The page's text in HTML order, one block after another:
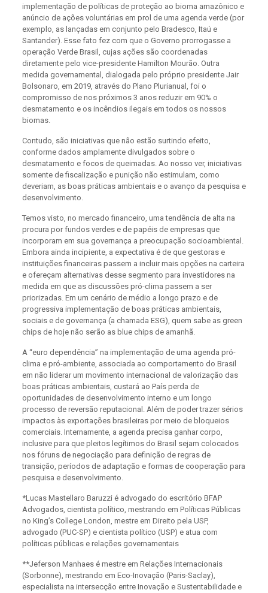
implementação de políticas de proteção ao bioma amazônico e
anúncio de ações voluntárias em prol de uma agenda verde (por
exemplo, as lançadas em conjunto pelo Bradesco, Itaú e
Santander). Esse fato fez com que o Governo prorrogasse a
operação Verde Brasil, cujas ações são coordenadas
diretamente pelo vice-presidente Hamilton Mourão. Outra
medida governamental, dialogada pelo próprio presidente Jair
Bolsonaro, em 2019, através do Plano Plurianual, foi o
compromisso de nos próximos 3 anos reduzir em 90% o
desmatamento e os incêndios ilegais em todos os nossos
biomas.
Contudo, são iniciativas que não estão surtindo efeito,
conforme dados amplamente divulgados sobre o
desmatamento e focos de queimadas. Ao nosso ver, iniciativas
somente de fiscalização e punição não estimulam, como
deveriam, as boas práticas ambientais e o avanço da pesquisa e
desenvolvimento.
Temos visto, no mercado financeiro, uma tendência de alta na
procura por fundos verdes e de papéis de empresas que
incorporam em sua governança a preocupação socioambiental.
Embora ainda incipiente, a expectativa é de que gestoras e
instituições financeiras passem a incluir mais opções na carteira
e ofereçam alternativas desse segmento para investidores na
medida em que as discussões pró-clima passem a ser
priorizadas. Em um cenário de médio a longo prazo e de
progressiva implementação de boas práticas ambientais,
sociais e de governança (a chamada ESG), quem sabe as green
chips de hoje não serão as blue chips de amanhã.
A “euro dependência” na implementação de uma agenda pró-
clima e pró-ambiente, associada ao comportamento do Brasil
em não liderar um movimento internacional de valorização das
boas práticas ambientais, custará ao País perda de
oportunidades de desenvolvimento interno e um longo
processo de reversão reputacional. Além de poder trazer sérios
impactos às exportações brasileiras por meio de bloqueios
comerciais. Internamente, a agenda precisa ganhar corpo,
inclusive para que pleitos legítimos do Brasil sejam colocados
nos fóruns de negociação para definição de regras de
transição, períodos de adaptação e formas de cooperação para
pesquisa e desenvolvimento.
*Lucas Mastellaro Baruzzi é advogado do escritório BFAP
Advogados, cientista político, mestrando em Políticas Públicas
no King’s College London, mestre em Direito pela USP,
advogado (PUC-SP) e cientista político (USP) e atua com
políticas públicas e relações governamentais
**Jeferson Manhaes é mestre em Relações Internacionais
(Sorbonne), mestrando em Eco-Inovação (Paris-Saclay),
especialista na intersecção entre Inovação e Sustentabilidade e